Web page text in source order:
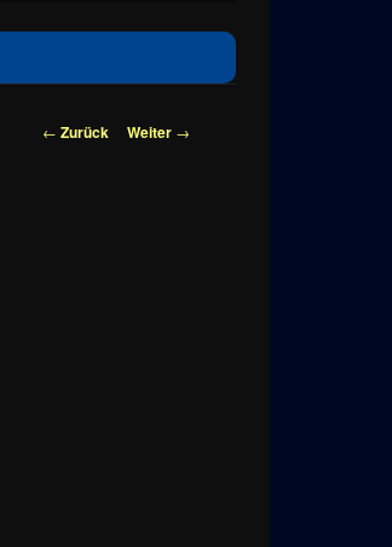
Beitragsnavigation
← Zurück Weiter →